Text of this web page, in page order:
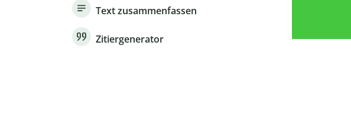
Text zusammenfassen
Zitiergenerator